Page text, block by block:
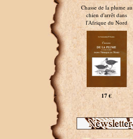
Chasse de la plume au
chien d'arrêt dans
l'Afrique du Nord
17 €